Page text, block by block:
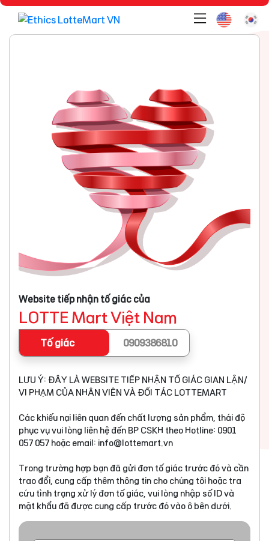
Website tiếp nhận tố giác của
LOTTE Mart Việt Nam
Tố giác 0909386810
LƯU Ý: ĐÂY LÀ WEBSITE TIẾP NHẬN TỐ GIÁC GIAN LẬN/
VI PHẠM CỦA NHÂN VIÊN VÀ ĐỐI TÁC LOTTEMART
Các khiếu nại liên quan đến chất lượng sản phẩm, thái độ
phục vụ vui lòng liên hệ đến BP CSKH theo Hotline: 0901
057 057 hoặc email: info@lottemart.vn
Trong trường hợp bạn đã gửi đơn tố giác trước đó và cần
trao đổi, cung cấp thêm thông tin cho chúng tôi hoặc tra
cứu tình trạng xử lý đơn tố giác, vui lòng nhập số ID và
mật khẩu đã được cung cấp trước đó vào ô bên dưới.